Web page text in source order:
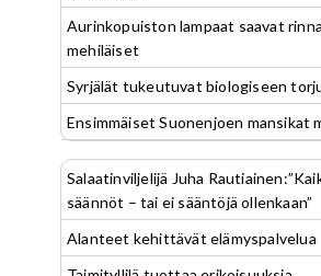
Aurinkopuiston lampaat saavat
mehiläiset
Syrjälät tukeutuvat biologiseen
Ensimmäiset Suonenjoen mansikat
Salaatinviljelijä Juha
säännöt – tai ei sääntöjä ollenkaan”
Alanteet kehittävät elämyspalvelua